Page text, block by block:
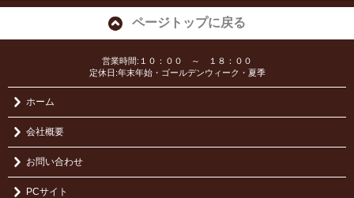
ページトップに戻る
営業時間:１０：００ ～ １８：００
定休日:年末年始・ゴールデンウィーク・夏季
ホーム
会社概要
お問い合わせ
PCサイト